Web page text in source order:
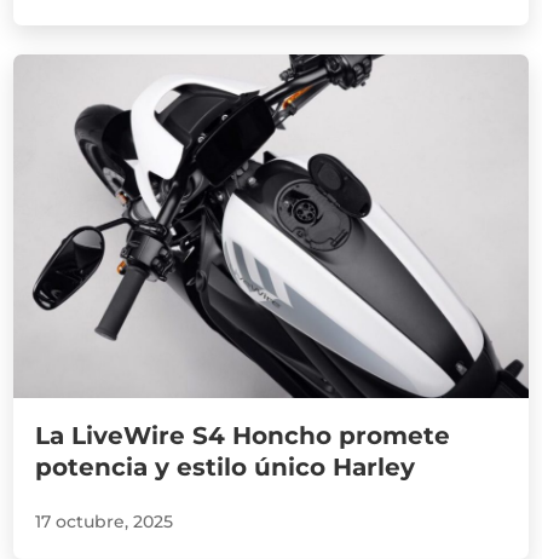
La LiveWire S4 Honcho promete
potencia y estilo único Harley
17 octubre, 2025